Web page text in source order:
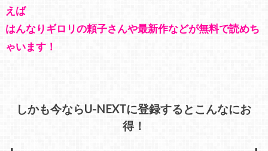
えば
はんなりギロリの頼子さんや最新作などが無料で読めち
ゃいます！
しかも今ならU-NEXTに登録するとこんなにお
得！